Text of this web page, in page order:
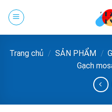
đến
dungTrang chủ / SẢN PHẨM /
Gạch